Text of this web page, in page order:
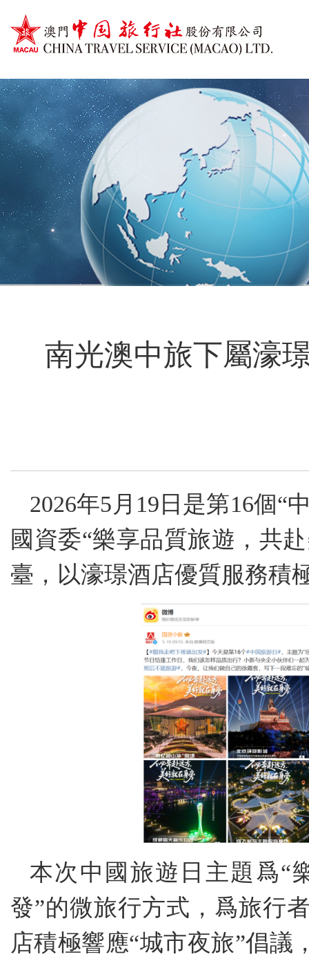
南光澳中旅下屬濠
2026年5月19日是第16個“
國資委“樂享品質旅遊，共
臺，以濠璟酒店優質服務積
本次中國旅遊日主題爲“
發”的微旅行方式，爲旅行
店積極響應“城市夜旅”倡